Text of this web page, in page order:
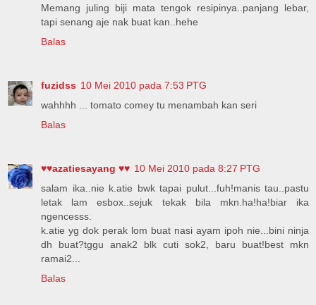
Memang juling biji mata tengok resipinya..panjang lebar,
tapi senang aje nak buat kan..hehe
Balas
fuzidss 10 Mei 2010 pada 7:53 PTG
wahhhh ... tomato comey tu menambah kan seri
Balas
♥♥azatiesayang ♥♥ 10 Mei 2010 pada 8:27 PTG
salam ika..nie k.atie bwk tapai pulut...fuh!manis tau..pastu
letak lam esbox..sejuk tekak bila mkn.ha!ha!biar ika
ngencesss.
k.atie yg dok perak lom buat nasi ayam ipoh nie...bini ninja
dh buat?tggu anak2 blk cuti sok2, baru buat!best mkn
ramai2...
Balas